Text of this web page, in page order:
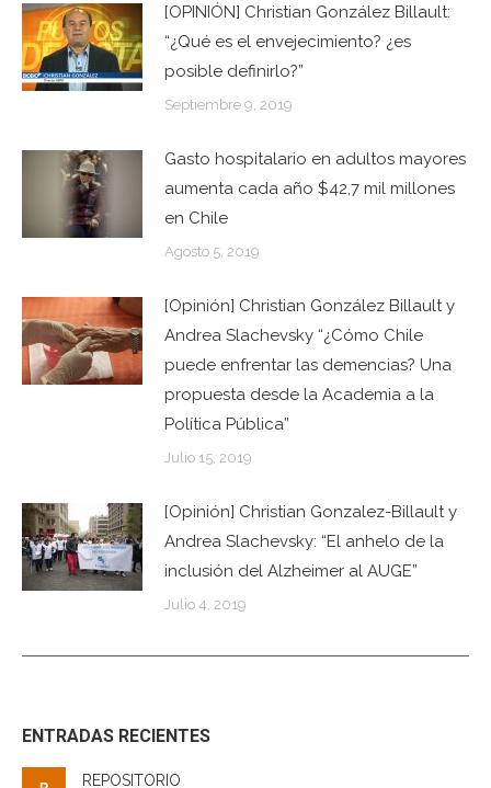
[OPINIÓN] Christian González Billault:
“¿Qué es el envejecimiento? ¿es
posible definirlo?”
Septiembre 9, 2019
Gasto hospitalario en adultos mayores
aumenta cada año $42,7 mil millones
en Chile
Agosto 5, 2019
[Opinión] Christian González Billault y
Andrea Slachevsky “¿Cómo Chile
puede enfrentar las demencias? Una
propuesta desde la Academia a la
Política Pública”
Julio 15, 2019
[Opinión] Christian Gonzalez-Billault y
Andrea Slachevsky: “El anhelo de la
inclusión del Alzheimer al AUGE”
Julio 4, 2019
ENTRADAS RECIENTES
REPOSITORIO